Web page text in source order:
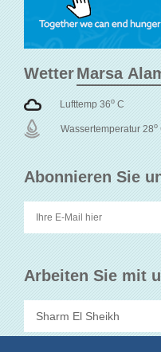
Abonnieren Sie
Arbeiten Sie mit
Wetter
Lufttemp 36o C
Wassertemperatur 28o